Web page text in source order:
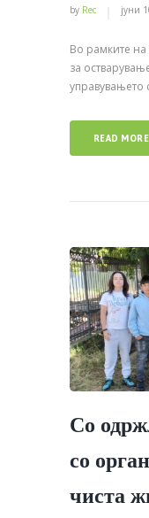
by Rec јуни
Во рамките на
за
управувањето
READ MORE
Со
со
чиста